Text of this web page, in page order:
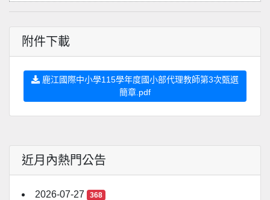
附件下載
鹿江國際中小學115學年度國小部代理教師第3次甄選
簡章.pdf
近月內熱門公告
2026-07-27 368